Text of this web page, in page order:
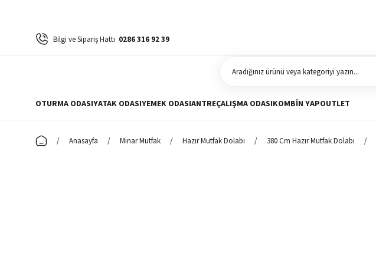
Bilgi ve Sipariş Hattı 0286 316 92 39
OTURMA ODASIYATAK ODASIYEMEK ODASIANTREÇALIŞMA ODASIKOMBIN YAPOUTLET
Anasayfa Minar Mutfak Hazır Mutfak Dolabı 380 Cm Hazır Mutfak Dolabı